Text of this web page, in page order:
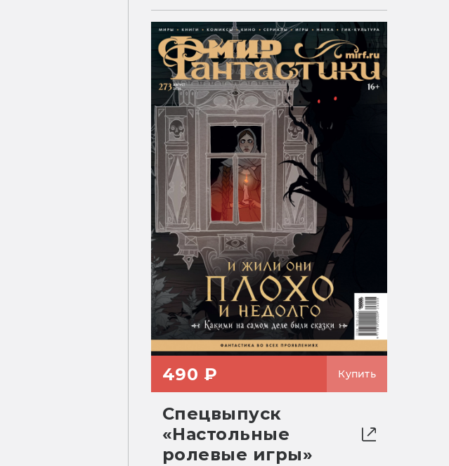
490 ₽ Купить
Спецвыпуск
«Настольные
ролевые игры»